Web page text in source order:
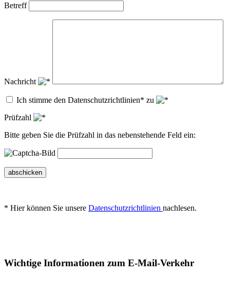
Betreff
Nachricht
Ich stimme den Datenschutzrichtlinien* zu
Prüfzahl
Bitte geben Sie die Prüfzahl in das nebenstehende Feld ein:
abschicken
* Hier können Sie unsere Datenschutzrichtlinien nachlesen.
Wichtige Informationen zum E-Mail-Verkehr